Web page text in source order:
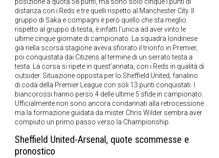
posizione a quota 58 punti, ma sono solo cinque i punti di
distanza con i Reds e tre quelli rispetto al Manchester City. Il
gruppo di Saka e compagni è però quello che sta meglio
rispetto al gruppo di testa, è infatti l’unica ad aver vinto le
ultime cinque giornate di campionato. La squadra londinese
già nella scorsa stagione aveva sfiorato il trionfo in Premier,
poi conquistata dai Citizens al termine di un serrato testa a
testa. La corsa si ripete in quest’annata, con i Reds in qualità di
outsider. Situazione opposta per lo Sheffield United, fanalino
di coda della Premier League con soli 13 punti conquistati. I
biancorossi hanno perso 4 delle ultime 5 sfide in campionato.
Ufficialmente non sono ancora condannati alla retrocessione
ma la formazione guidata da mister Chris Wilder sembra aver
compiuto un primo passo verso la Championship.
Sheffield United-Arsenal, quote scommesse e
pronostico